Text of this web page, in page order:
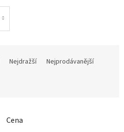
Nejdražší
Nejprodávanější
Cena